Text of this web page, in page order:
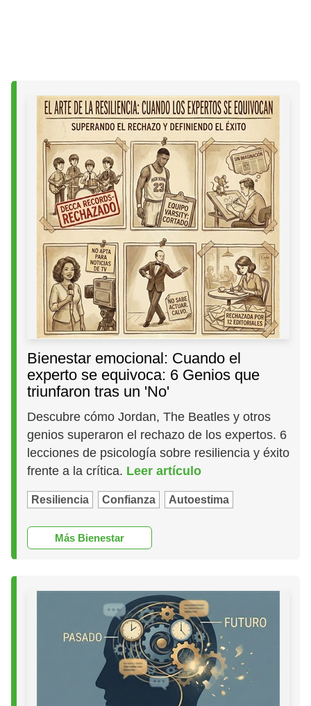
Bienestar emocional: Cuando el
experto se equivoca: 6 Genios que
triunfaron tras un 'No'
Descubre cómo Jordan, The Beatles y otros
genios superaron el rechazo de los expertos. 6
lecciones de psicología sobre resiliencia y éxito
frente a la crítica. Leer artículo
Resiliencia Confianza Autoestima
Más Bienestar